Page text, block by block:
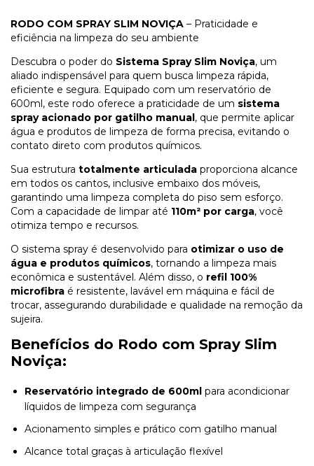
RODO COM SPRAY SLIM NOVIÇA – Praticidade e
eficiência na limpeza do seu ambiente
Descubra o poder do Sistema Spray Slim Noviça, um
aliado indispensável para quem busca limpeza rápida,
eficiente e segura. Equipado com um reservatório de
600ml, este rodo oferece a praticidade de um sistema
spray acionado por gatilho manual, que permite aplicar
água e produtos de limpeza de forma precisa, evitando o
contato direto com produtos químicos.
Sua estrutura totalmente articulada proporciona alcance
em todos os cantos, inclusive embaixo dos móveis,
garantindo uma limpeza completa do piso sem esforço.
Com a capacidade de limpar até 110m² por carga, você
otimiza tempo e recursos.
O sistema spray é desenvolvido para otimizar o uso de
água e produtos químicos, tornando a limpeza mais
econômica e sustentável. Além disso, o refil 100%
microfibra é resistente, lavável em máquina e fácil de
trocar, assegurando durabilidade e qualidade na remoção da
sujeira.
Benefícios do Rodo com Spray Slim
Noviça:
Reservatório integrado de 600ml para acondicionar
líquidos de limpeza com segurança
Acionamento simples e prático com gatilho manual
Alcance total graças à articulação flexível